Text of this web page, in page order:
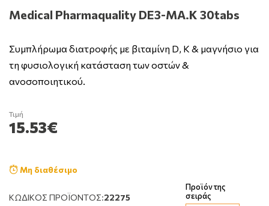
Medical Pharmaquality DE3-MA.K 30tabs
Συμπλήρωμα διατροφής με βιταμίνη D, K & μαγνήσιο για
τη φυσιολογική κατάσταση των οστών &
ανοσοποιητικού.
ΚΩΔΙΚΌΣ ΠΡΟΪΌΝΤΟΣ:22275
Μη διαθέσιμο
Τιμή
15.53€
Προϊόν της
σειράς